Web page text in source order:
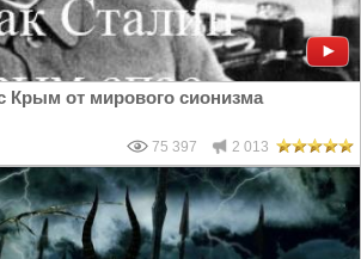
Крым от мирового сионизма
75 397 2 013